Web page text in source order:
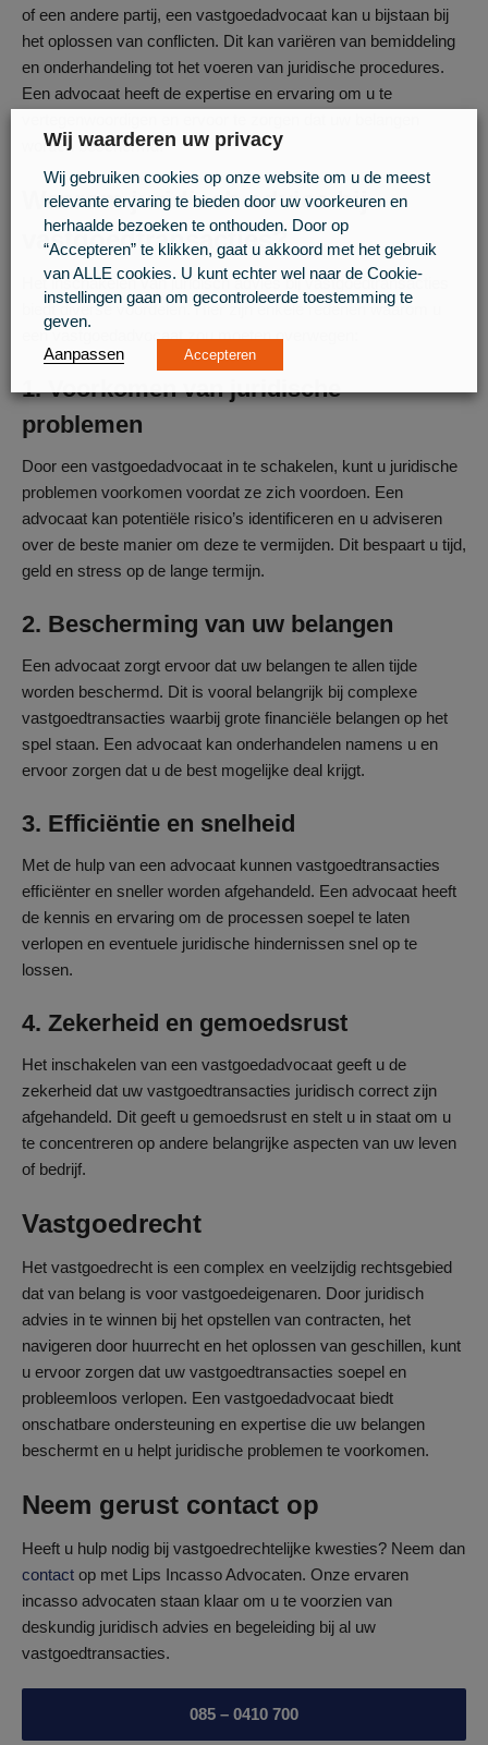
of een andere partij, een vastgoedadvocaat kan u bijstaan bij
het oplossen van conflicten. Dit kan variëren van bemiddeling
en onderhandeling tot het voeren van juridische procedures.
Een advocaat heeft de expertise en ervaring om u te
worden beschermd.
Waarom juridisch advies bij
vastgoedtransacties?
Het inschakelen van juridisch advies bij vastgoedtransacties
biedt diverse voordelen. Hier zijn enkele redenen waarom u
een vastgoedadvocaat zou moeten overwegen:
1. Voorkomen van juridische
problemen
Door een vastgoedadvocaat in te schakelen, kunt u juridische
problemen voorkomen voordat ze zich voordoen. Een
advocaat kan potentiële risico’s identificeren en u adviseren
over de beste manier om deze te vermijden. Dit bespaart u tijd,
geld en stress op de lange termijn.
2. Bescherming van uw belangen
Een advocaat zorgt ervoor dat uw belangen te allen tijde
worden beschermd. Dit is vooral belangrijk bij complexe
vastgoedtransacties waarbij grote financiële belangen op het
spel staan. Een advocaat kan onderhandelen namens u en
ervoor zorgen dat u de best mogelijke deal krijgt.
3. Efficiëntie en snelheid
Met de hulp van een advocaat kunnen vastgoedtransacties
efficiënter en sneller worden afgehandeld. Een advocaat heeft
de kennis en ervaring om de processen soepel te laten
verlopen en eventuele juridische hindernissen snel op te
lossen.
4. Zekerheid en gemoedsrust
Het inschakelen van een vastgoedadvocaat geeft u de
zekerheid dat uw vastgoedtransacties juridisch correct zijn
afgehandeld. Dit geeft u gemoedsrust en stelt u in staat om u
te concentreren op andere belangrijke aspecten van uw leven
of bedrijf.
Vastgoedrecht
Het vastgoedrecht is een complex en veelzijdig rechtsgebied
dat van belang is voor vastgoedeigenaren. Door juridisch
advies in te winnen bij het opstellen van contracten, het
navigeren door huurrecht en het oplossen van geschillen, kunt
u ervoor zorgen dat uw vastgoedtransacties soepel en
probleemloos verlopen. Een vastgoedadvocaat biedt
onschatbare ondersteuning en expertise die uw belangen
beschermt en u helpt juridische problemen te voorkomen.
Neem gerust contact op
Heeft u hulp nodig bij vastgoedrechtelijke kwesties? Neem dan
contact op met Lips Incasso Advocaten. Onze ervaren
incasso advocaten staan klaar om u te voorzien van
deskundig juridisch advies en begeleiding bij al uw
vastgoedtransacties.
085 – 0410 700
Wij waarderen uw privacy
Wij gebruiken cookies op onze website om u de meest
relevante ervaring te bieden door uw voorkeuren en
herhaalde bezoeken te onthouden. Door op
“Accepteren” te klikken, gaat u akkoord met het gebruik
van ALLE cookies. U kunt echter wel naar de Cookie-
instellingen gaan om gecontroleerde toestemming te
geven.
Aanpassen
Accepteren